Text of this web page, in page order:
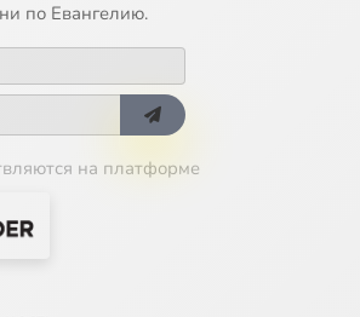
по Евангелию.
на платформе